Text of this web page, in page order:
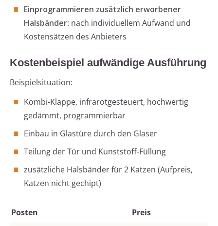
Einprogrammieren zusätzlich erworbener
Halsbänder: nach individuellem Aufwand und
Kostensätzen des Anbieters
Kostenbeispiel aufwändige Ausführung
Beispielsituation:
Kombi-Klappe, infrarotgesteuert, hochwertig
gedämmt, programmierbar
Einbau in Glastüre durch den Glaser
Teilung der Tür und Kunststoff-Füllung
zusätzliche Halsbänder für 2 Katzen (Aufpreis,
Katzen nicht gechipt)
Posten Preis